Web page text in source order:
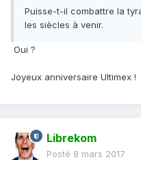
Puisse-t-il combattre la
les siècles à venir.
Oui ?
Joyeux anniversaire Ultimex !
Librekom
Posté 8 mars 2017